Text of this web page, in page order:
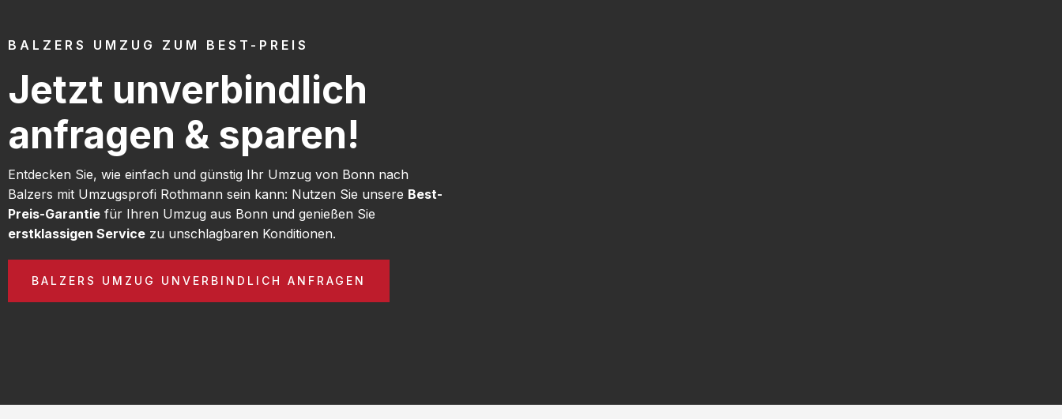
BALZERS UMZUG ZUM BEST-PREIS
Jetzt unverbindlich
anfragen & sparen!
Entdecken Sie, wie einfach und günstig Ihr Umzug von Bonn nach
Balzers mit Umzugsprofi Rothmann sein kann: Nutzen Sie unsere Best-
Preis-Garantie für Ihren Umzug aus Bonn und genießen Sie
erstklassigen Service zu unschlagbaren Konditionen.
BALZERS UMZUG UNVERBINDLICH ANFRAGEN